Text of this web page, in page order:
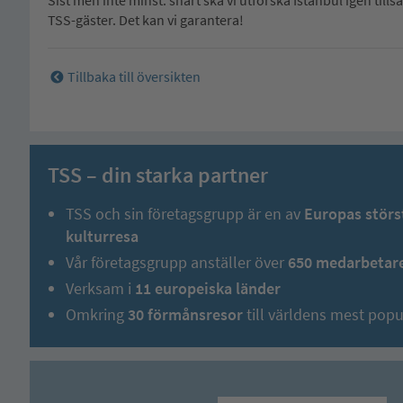
TSS-gäster. Det kan vi garantera!
Tillbaka till översikten
TSS – din starka partner
TSS och sin företagsgrupp är en av Europas
kulturresa
Vår företagsgrupp anställer över 650
Verksam i 11 europeiska länder
Omkring 30 förmånsresortill världens mest